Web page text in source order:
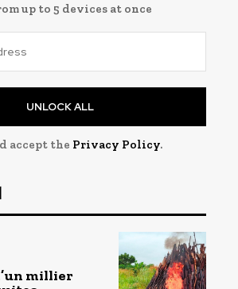
up to 5 devices at once
UNLOCK ALL
accept the Privacy Policy.
millier